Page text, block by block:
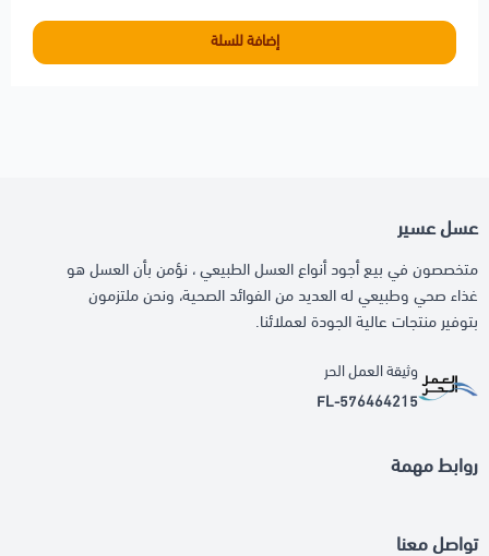
إضافة للسلة
عسل عسير
متخصصون في بيع أجود أنواع العسل الطبيعي ، نؤمن بأن العسل هو
غذاء صحي وطبيعي له العديد من الفوائد الصحية، ونحن ملتزمون
بتوفير منتجات عالية الجودة لعملائنا.
وثيقة العمل الحر
FL-576464215
روابط مهمة
تواصل معنا